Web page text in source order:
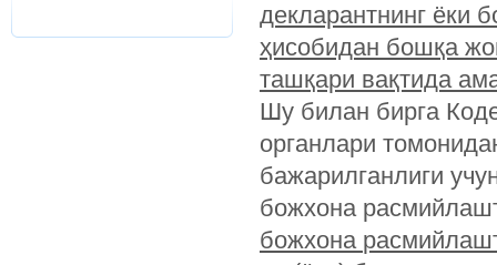
декларантнинг ёки
ҳисобидан бошқа
ташқари вақтида
Шу билан бирга
органлари
бажарилганлиги
божхона
божхона